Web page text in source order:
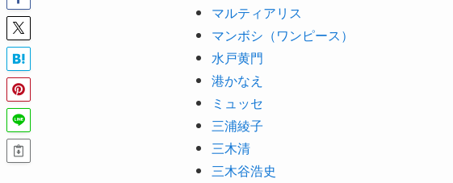
マルティアリス
マンボシ（ワンピース）
水戸黄門
港かなえ
ミュッセ
三浦綾子
三木清
三木谷浩史